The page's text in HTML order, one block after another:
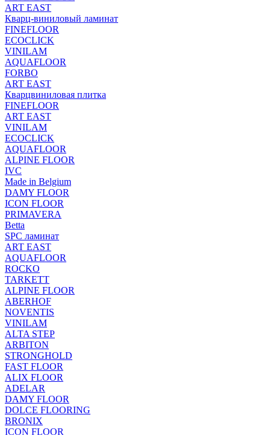
ART EAST
Кварц-виниловый ламинат
FINEFLOOR
ECOCLICK
VINILAM
AQUAFLOOR
FORBO
ART EAST
Кварцвиниловая плитка
FINEFLOOR
ART EAST
VINILAM
ECOCLICK
AQUAFLOOR
ALPINE FLOOR
IVC
Made in Belgium
DAMY FLOOR
ICON FLOOR
PRIMAVERA
Betta
SPC ламинат
ART EAST
AQUAFLOOR
ROCKO
TARKETT
ALPINE FLOOR
ABERHOF
NOVENTIS
VINILAM
ALTA STEP
ARBITON
STRONGHOLD
FAST FLOOR
ALIX FLOOR
ADELAR
DAMY FLOOR
DOLCE FLOORING
BRONIX
ICON FLOOR